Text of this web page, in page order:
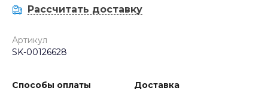
Рассчитать доставку
Артикул
SK-00126628
Способы оплаты Доставка